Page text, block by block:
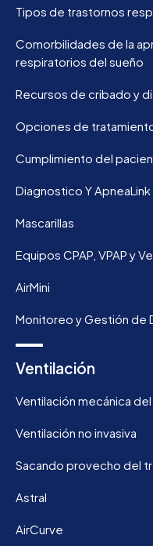
Tipos de trastornos
Comorbilidades de la
respiratorios del sueño
Recursos de cribado y
Opciones de
Cumplimiento del
Diagnostico Y ApneaLink
Mascarillas
Equipos CPAP, VPAP y
AirMini
Monitoreo y Gestión de
Ventilación
Ventilación mecánica
Ventilación no invasiva
Sacando provecho del
Astral
AirCurve